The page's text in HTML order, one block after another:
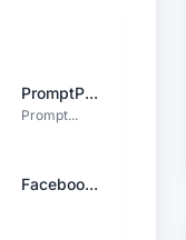
PromptP...
Prompt...
Faceboo...